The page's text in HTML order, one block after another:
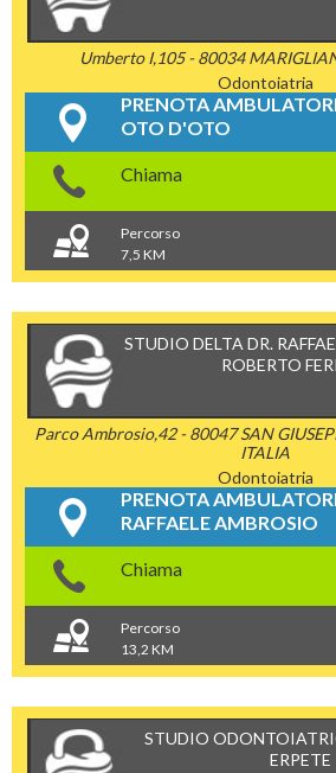
Umberto I,105 - 80034
Odontoiatria
PRENOTA
OTO D'OTO
Chiama
Percorso
7,5 KM
STUDIO DELTA DR.
ROBERTO
Parco Ambrosio,42 - 80047 SAN
ITALIA
Odontoiatria
PRENOTA
RAFFAELE AMBROSIO
Chiama
Percorso
13,2 KM
STUDIO
ERPETE